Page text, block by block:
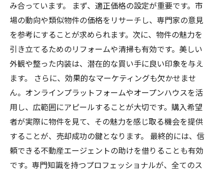
み合っています。 まず、適正価格の設定が重要です。市
場の動向や類似物件の価格をリサーチし、専門家の意見
を参考にすることが求められます。次に、物件の魅力を
引き立てるためのリフォームや清掃も有効です。美しい
外観や整った内装は、潜在的な買い手に良い印象を与え
ます。 さらに、効果的なマーケティングも欠かせませ
ん。オンラインプラットフォームやオープンハウスを活
用し、広範囲にアピールすることが大切です。購入希望
者が実際に物件を見て、その魅力を感じ取る機会を提供
することが、売却成功の鍵となります。 最終的には、信
頼できる不動産エージェントの助けを借りることも有効
です。専門知識を持つプロフェッショナルが、全てのス